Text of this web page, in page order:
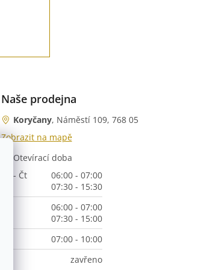
Naše prodejna
Koryčany, Náměstí 109, 768 05
Zobrazit na mapě
Otevírací doba
Po - Čt
06:00 - 07:00
07:30 - 15:30
06:00 - 07:00
07:30 - 15:00
07:00 - 10:00
zavřeno